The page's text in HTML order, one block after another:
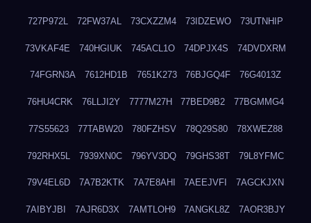
727P972L 72FW37AL 73CXZZM4 73IDZEWO 73UTNHIP
73VKAF4E 740HGIUK 745ACL1O 74DPJX4S 74DVDXRM
74FGRN3A 7612HD1B 7651K273 76BJGQ4F 76G4013Z
76HU4CRK 76LLJI2Y 7777M27H 77BED9B2 77BGMMG4
77S55623 77TABW20 780FZHSV 78Q29S80 78XWEZ88
792RHX5L 7939XN0C 796YV3DQ 79GHS38T 79L8YFMC
79V4EL6D 7A7B2KTK 7A7E8AHI 7AEEJVFI 7AGCKJXN
7AIBYJBI 7AJR6D3X 7AMTLOH9 7ANGKL8Z 7AOR3BJY